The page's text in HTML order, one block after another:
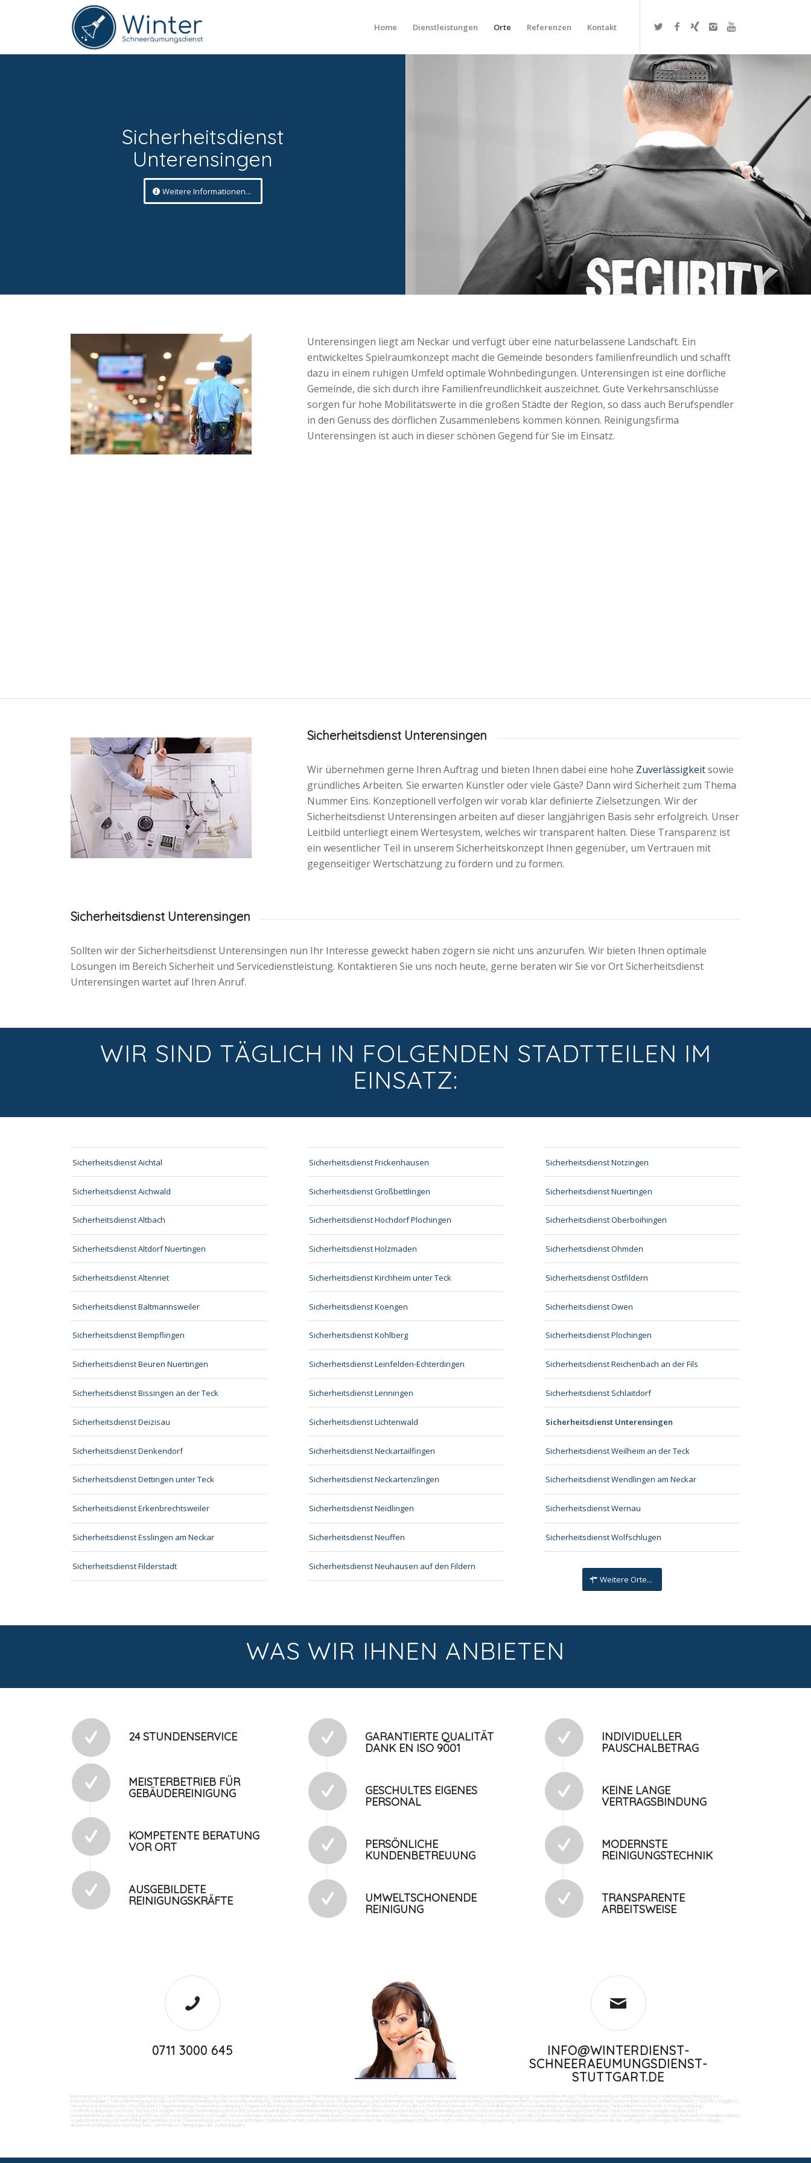
Home Dienstleistungen Orte Referenzen Kontakt
Sicherheitsdienst
Unterensingen
Weitere Informationen...
Unterensingen liegt am Neckar und verfügt über eine naturbelassene Landschaft. Ein
entwickeltes Spielraumkonzept macht die Gemeinde besonders familienfreundlich und schafft
dazu in einem ruhigen Umfeld optimale Wohnbedingungen. Unterensingen ist eine dörfliche
Gemeinde, die sich durch ihre Familienfreundlichkeit auszeichnet. Gute Verkehrsanschlüsse
sorgen für hohe Mobilitätswerte in die großen Städte der Region, so dass auch Berufspendler
in den Genuss des dörflichen Zusammenlebens kommen können. Reinigungsfirma
Unterensingen ist auch in dieser schönen Gegend für Sie im Einsatz.
Sicherheitsdienst Unterensingen
Wir übernehmen gerne Ihren Auftrag und bieten Ihnen dabei eine hohe Zuverlässigkeitsowie
gründliches Arbeiten. Sie erwarten Künstler oder viele Gäste? Dann wird Sicherheit zum Thema
Nummer Eins. Konzeptionell verfolgen wir vorab klar definierte Zielsetzungen. Wir der
Sicherheitsdienst Unterensingen arbeiten auf dieser langjährigen Basis sehr erfolgreich. Unser
Leitbild unterliegt einem Wertesystem, welches wir transparent halten. Diese Transparenz ist
ein wesentlicher Teil in unserem Sicherheitskonzept Ihnen gegenüber, um Vertrauen mit
gegenseitiger Wertschätzung zu fördern und zu formen.
Sicherheitsdienst Unterensingen
Sollten wir der Sicherheitsdienst Unterensingen nun Ihr Interesse geweckt haben zögern sie nicht uns anzurufen. Wir bieten Ihnen optimale
Lösungen im Bereich Sicherheit und Servicedienstleistung. Kontaktieren Sie uns noch heute, gerne beraten wir Sie vor Ort Sicherheitsdienst
Unterensingen wartet auf Ihren Anruf.
WIR SIND TÄGLICH IN FOLGENDEN STADTTEILEN IM
EINSATZ:
Sicherheitsdienst Aichtal
Sicherheitsdienst Aichwald
Sicherheitsdienst Altbach
Sicherheitsdienst Altdorf Nuertingen
Sicherheitsdienst Altenriet
Sicherheitsdienst Baltmannsweiler
Sicherheitsdienst Bempflingen
Sicherheitsdienst Beuren Nuertingen
Sicherheitsdienst Bissingen an der Teck
Sicherheitsdienst Deizisau
Sicherheitsdienst Denkendorf
Sicherheitsdienst Dettingen unter Teck
Sicherheitsdienst Erkenbrechtsweiler
Sicherheitsdienst Esslingen am Neckar
Sicherheitsdienst Filderstadt
Sicherheitsdienst Frickenhausen
Sicherheitsdienst Großbettlingen
Sicherheitsdienst Hochdorf Plochingen
Sicherheitsdienst Holzmaden
Sicherheitsdienst Kirchheim unter Teck
Sicherheitsdienst Koengen
Sicherheitsdienst Kohlberg
Sicherheitsdienst Leinfelden-Echterdingen
Sicherheitsdienst Lenningen
Sicherheitsdienst Lichtenwald
Sicherheitsdienst Neckartailfingen
Sicherheitsdienst Neckartenzlingen
Sicherheitsdienst Neidlingen
Sicherheitsdienst Neuffen
Sicherheitsdienst Neuhausen auf den Fildern
Sicherheitsdienst Notzingen
Sicherheitsdienst Nuertingen
Sicherheitsdienst Oberboihingen
Sicherheitsdienst Ohmden
Sicherheitsdienst Ostfildern
Sicherheitsdienst Owen
Sicherheitsdienst Plochingen
Sicherheitsdienst Reichenbach an der Fils
Sicherheitsdienst Schlaitdorf
Sicherheitsdienst Unterensingen
Sicherheitsdienst Weilheim an der Teck
Sicherheitsdienst Wendlingen am Neckar
Sicherheitsdienst Wernau
Sicherheitsdienst Wolfschlugen
Weitere Orte...
WAS WIR IHNEN ANBIETEN
24 STUNDENSERVICE
MEISTERBETRIEB FÜR
GEBÄUDEREINIGUNG
KOMPETENTE BERATUNG
VOR ORT
AUSGEBILDETE
REINIGUNGSKRÄFTE
GARANTIERTE QUALITÄT
DANK EN ISO 9001
GESCHULTES EIGENES
PERSONAL
PERSÖNLICHE
KUNDENBETREUUNG
UMWELTSCHONENDE
REINIGUNG
INDIVIDUELLER
PAUSCHALBETRAG
KEINE LANGE
VERTRAGSBINDUNG
MODERNSTE
REINIGUNGSTECHNIK
TRANSPARENTE
ARBEITSWEISE
0711 3000 645
INFO@WINTERDIENST-
SCHNEERAEUMUNGSDIENST-
STUTTGART.DE
Büroreinigung |Firmenreinigung |Bankreinigung Geschäftsreinigung |Industrie und Fabrikreinigung |Ladenlokalreinigung Toilettenreinigung Gewerbe Service |Putzfrau |Putzservice |Unternehmensreinigung |Hundekotbeseitigung Taubenkotbeseitung Trinkwasseranalyse Abfall entsorgung |Hallenreinigung |Reinigung von
Farbspritzanlagen
Tankstellenreinigung |Boden und Tankflächenreinigung SB-Waschboxreinigung Tankstellendachreinigung Waschhallenreinigung Zapfsäulenreinigung Teppichreinigung und Polsterreinigung |Kaugummientfernung |Hochdruckreinigung Gummiabrieb | Sandstrahlen |Fräsen schleifen |Polieren Graffitis Vogelkot
Verwitterung Grünbewuchs
|Rostflecken Treppenreinigung Treppenhausreinigung Treppenstufenreinigung |Leuchtreklame |Beleuchtungsanlagen |Bürofenster |Putzdienst |Putzfirma |Norovirus |Photovoltaikanlagen |Photovoltaikreinigung Solaranlagenreinigung Tankstellen-Hausmeister |Umzugsreinigung
Unterhaltsreinigung Osmose Technische Anlagen und Maschinenreinigung |Pool und Schwimmbadreinigung Gewerberaumreinigung |Hausmeisterdienst Jalousienreinigung |Fensterreinigung |Fitnesscenterreinigung Zutritt und Schlüsselverwaltung |Kurierfahrten Wartung technicher Anlagen veranlassen
Materialanlieferungen
Versorgungsfahrten |Entsorgungsarbeiten |Umzüge Veranstaltungen intern/extern vorbereiten Reparaturen (Ausbesserungsarbeiten) intern/extern Automatenwartung |Unterstützung der Poststelle Collico-Koffer fertigmachen Vordrucksmanagement (Lagerhaltung) |Fuhrpark |Materialbestellung
Angebotseinholung und Verhandlungen bei Reparaturen
Überwachung von Wartungsaufträgen Gebäudesicherheit Arbeitssicherheit |Funktionstest der Aufzugsanlagen |Rufbereitschaft |Unterstützung bei Bewirtung Aktionsvorbereitungen Schließdienst |Kontrolle der Auftragsausführungen
bei technischen Anlagen
einweisen
|Parkplatzüberwachung |teilw. Winterdienst, Reinigungen der Außenanlagen